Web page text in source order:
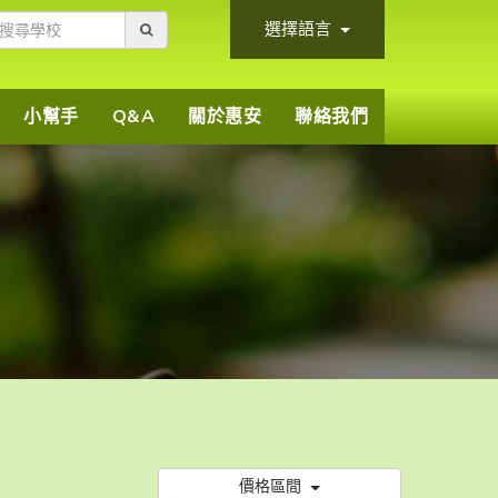
選擇語言
小幫手 Q&A 關於惠安 聯絡我們
價格區間